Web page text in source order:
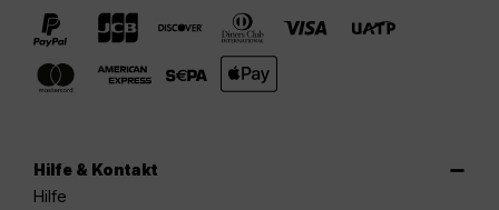
Hilfe & Kontakt
Hilfe